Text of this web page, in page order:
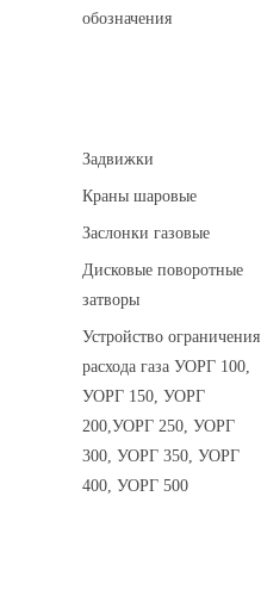
обозначения
Задвижки
Краны шаровые
Заслонки газовые
Дисковые поворотные
затворы
Устройство ограничения
расхода газа УОРГ 100,
УОРГ 150, УОРГ
200,УОРГ 250, УОРГ
300, УОРГ 350, УОРГ
400, УОРГ 500